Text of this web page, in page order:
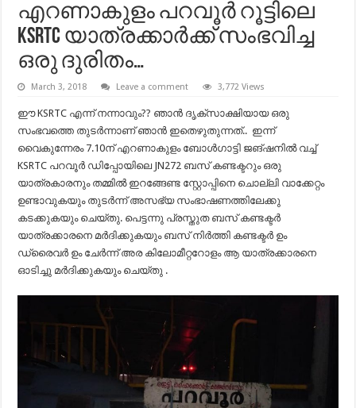
എറണാകുളം പറവൂര്‍ റൂട്ടിലെ
KSRTC യാത്രക്കാര്‍ക്ക് സംഭവിച്ച
ഒരു ദുരിതം…
March 3, 2018 Leave a comment 3,772 Views
ഈ KSRTC എന്ന് നന്നാവും?? ഞാൻ ദൃക്‌സാക്ഷിയായ ഒരു
സംഭവത്തെ തുടർന്നാണ് ഞാൻ ഇതെഴുതുന്നത്.. ഇന്ന്
വൈകുന്നേരം 7.10ന് എറണാകുളം ബോൾഗാട്ടി ജങ്ഷനിൽ വച്ച്
KSRTC പറവൂർ ഡിപ്പോയിലെ JN272 ബസ് കണ്ടക്ടറും ഒരു
യാത്രകാരനും തമ്മിൽ ഇറങ്ങേണ്ട സ്റ്റോപ്പിനെ ചൊല്ലി വാക്കേറ്റം
ഉണ്ടാവുകയും തുടർന്ന് അസഭ്യ സംഭാഷണത്തിലേക്കു
കടക്കുകയും ചെയ്തു. പെട്ടന്നു പ്രസ്തുത ബസ് കണ്ടക്ടർ
യാത്രക്കാരനെ മർദിക്കുകയും ബസ് നിർത്തി കണ്ടക്ടർ ഉം
ഡ്രൈവർ ഉം ചേർന്ന് അര കിലോമീറ്ററോളം ആ യാത്രക്കാരനെ
ഓടിച്ചു മർദിക്കുകയും ചെയ്തു .